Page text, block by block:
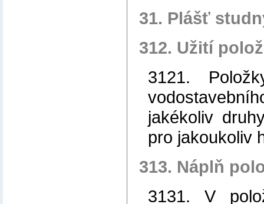
31. Plášť
312. Užití
3121.
jakékoliv
pro jakoukoliv
313. Náplň
3131. V